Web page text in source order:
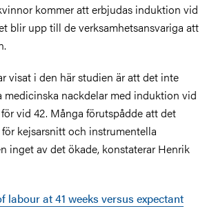
kommer att erbjudas induktion vid
blir upp till de verksamhetsansvariga att
visat i den här studien är att det inte
medicinska nackdelar med induktion vid
vid 42. Många förutspådde att det
kejsarsnitt och instrumentella
inget av det ökade, konstaterar Henrik
labour at 41 weeks versus expectant